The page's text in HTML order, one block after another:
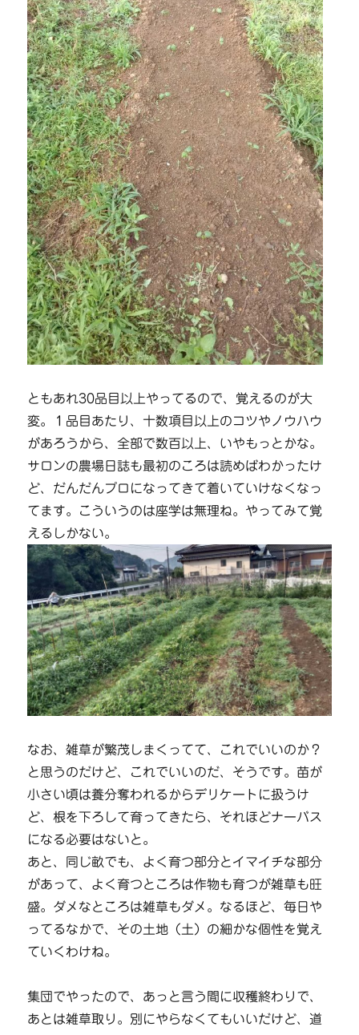
ともあれ30品目以上やってるので、覚えるのが大
変。１品目あたり、十数項目以上のコツやノウハウ
があろうから、全部で数百以上、いやもっとかな。
サロンの農場日誌も最初のころは読めばわかったけ
ど、だんだんプロになってきて着いていけなくなっ
てます。こういうのは座学は無理ね。やってみて覚
えるしかない。
なお、雑草が繁茂しまくってて、これでいいのか？
と思うのだけど、これでいいのだ、そうです。苗が
小さい頃は養分奪われるからデリケートに扱うけ
ど、根を下ろして育ってきたら、それほどナーバス
になる必要はないと。
あと、同じ畝でも、よく育つ部分とイマイチな部分
があって、よく育つところは作物も育つが雑草も旺
盛。ダメなところは雑草もダメ。なるほど、毎日や
ってるなかで、その土地（土）の細かな個性を覚え
ていくわけね。
集団でやったので、あっと言う間に収穫終わりで、
あとは雑草取り。別にやらなくてもいいだけど、道